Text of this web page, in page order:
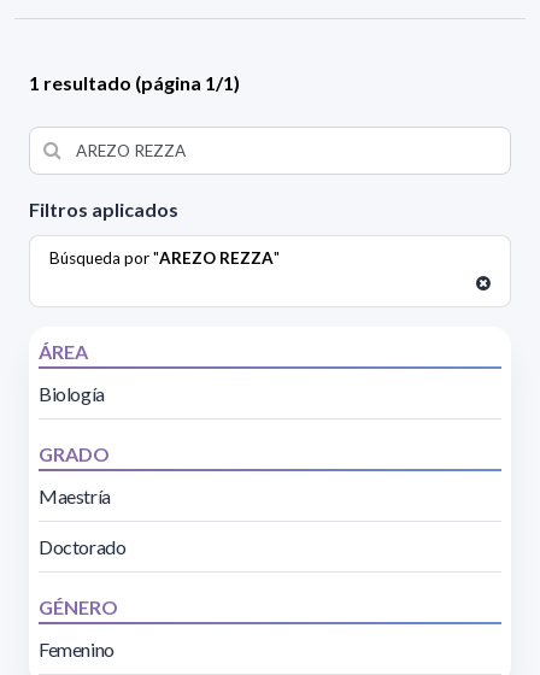
Filtros aplicados
Búsqueda por "AREZO REZZA"
ÁREA
Biología
GRADO
Maestría
Doctorado
GÉNERO
Femenino
1 resultado (página 1/1)